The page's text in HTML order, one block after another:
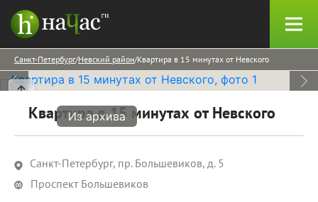
Санкт-Петербург Невский район Квартира в 15 минутах от Невского
Из архива
Квартира в 15 минутах от Невского
Санкт-Петербург, пр. Большевиков, д. 5
Проспект Большевиков